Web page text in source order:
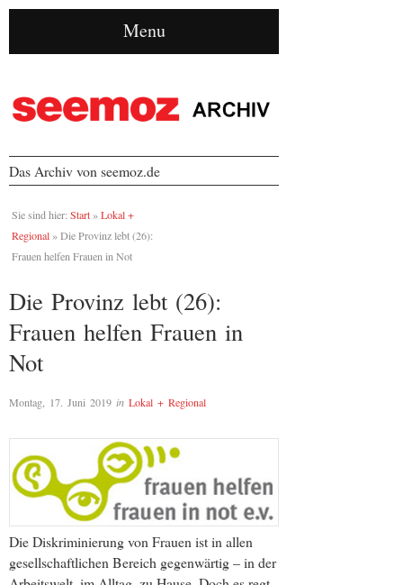
Menu
Das Archiv von seemoz.de
Sie sind hier: Start » Lokal +
Regional » Die Provinz lebt (26):
Frauen helfen Frauen in Not
Die Provinz lebt (26):
Frauen helfen Frauen in
Not
Montag, 17. Juni 2019 in Lokal + Regional
Die Diskriminierung von Frauen ist in allen
gesellschaftlichen Bereich gegenwärtig – in der